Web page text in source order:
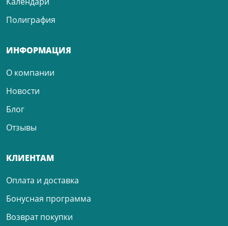
Полиграфия
ИНФОРМАЦИЯ
О компании
Новости
Блог
Отзывы
КЛИЕНТАМ
Оплата и доставка
Бонусная программа
Возврат покупки